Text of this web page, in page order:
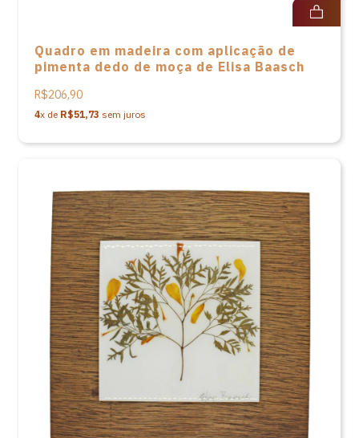
Quadro em madeira com aplicação de
pimenta dedo de moça de Elisa Baasch
R$206,90
4x de R$51,73 sem juros